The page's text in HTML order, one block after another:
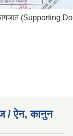
(Supporting
/ ऐन, कानुन